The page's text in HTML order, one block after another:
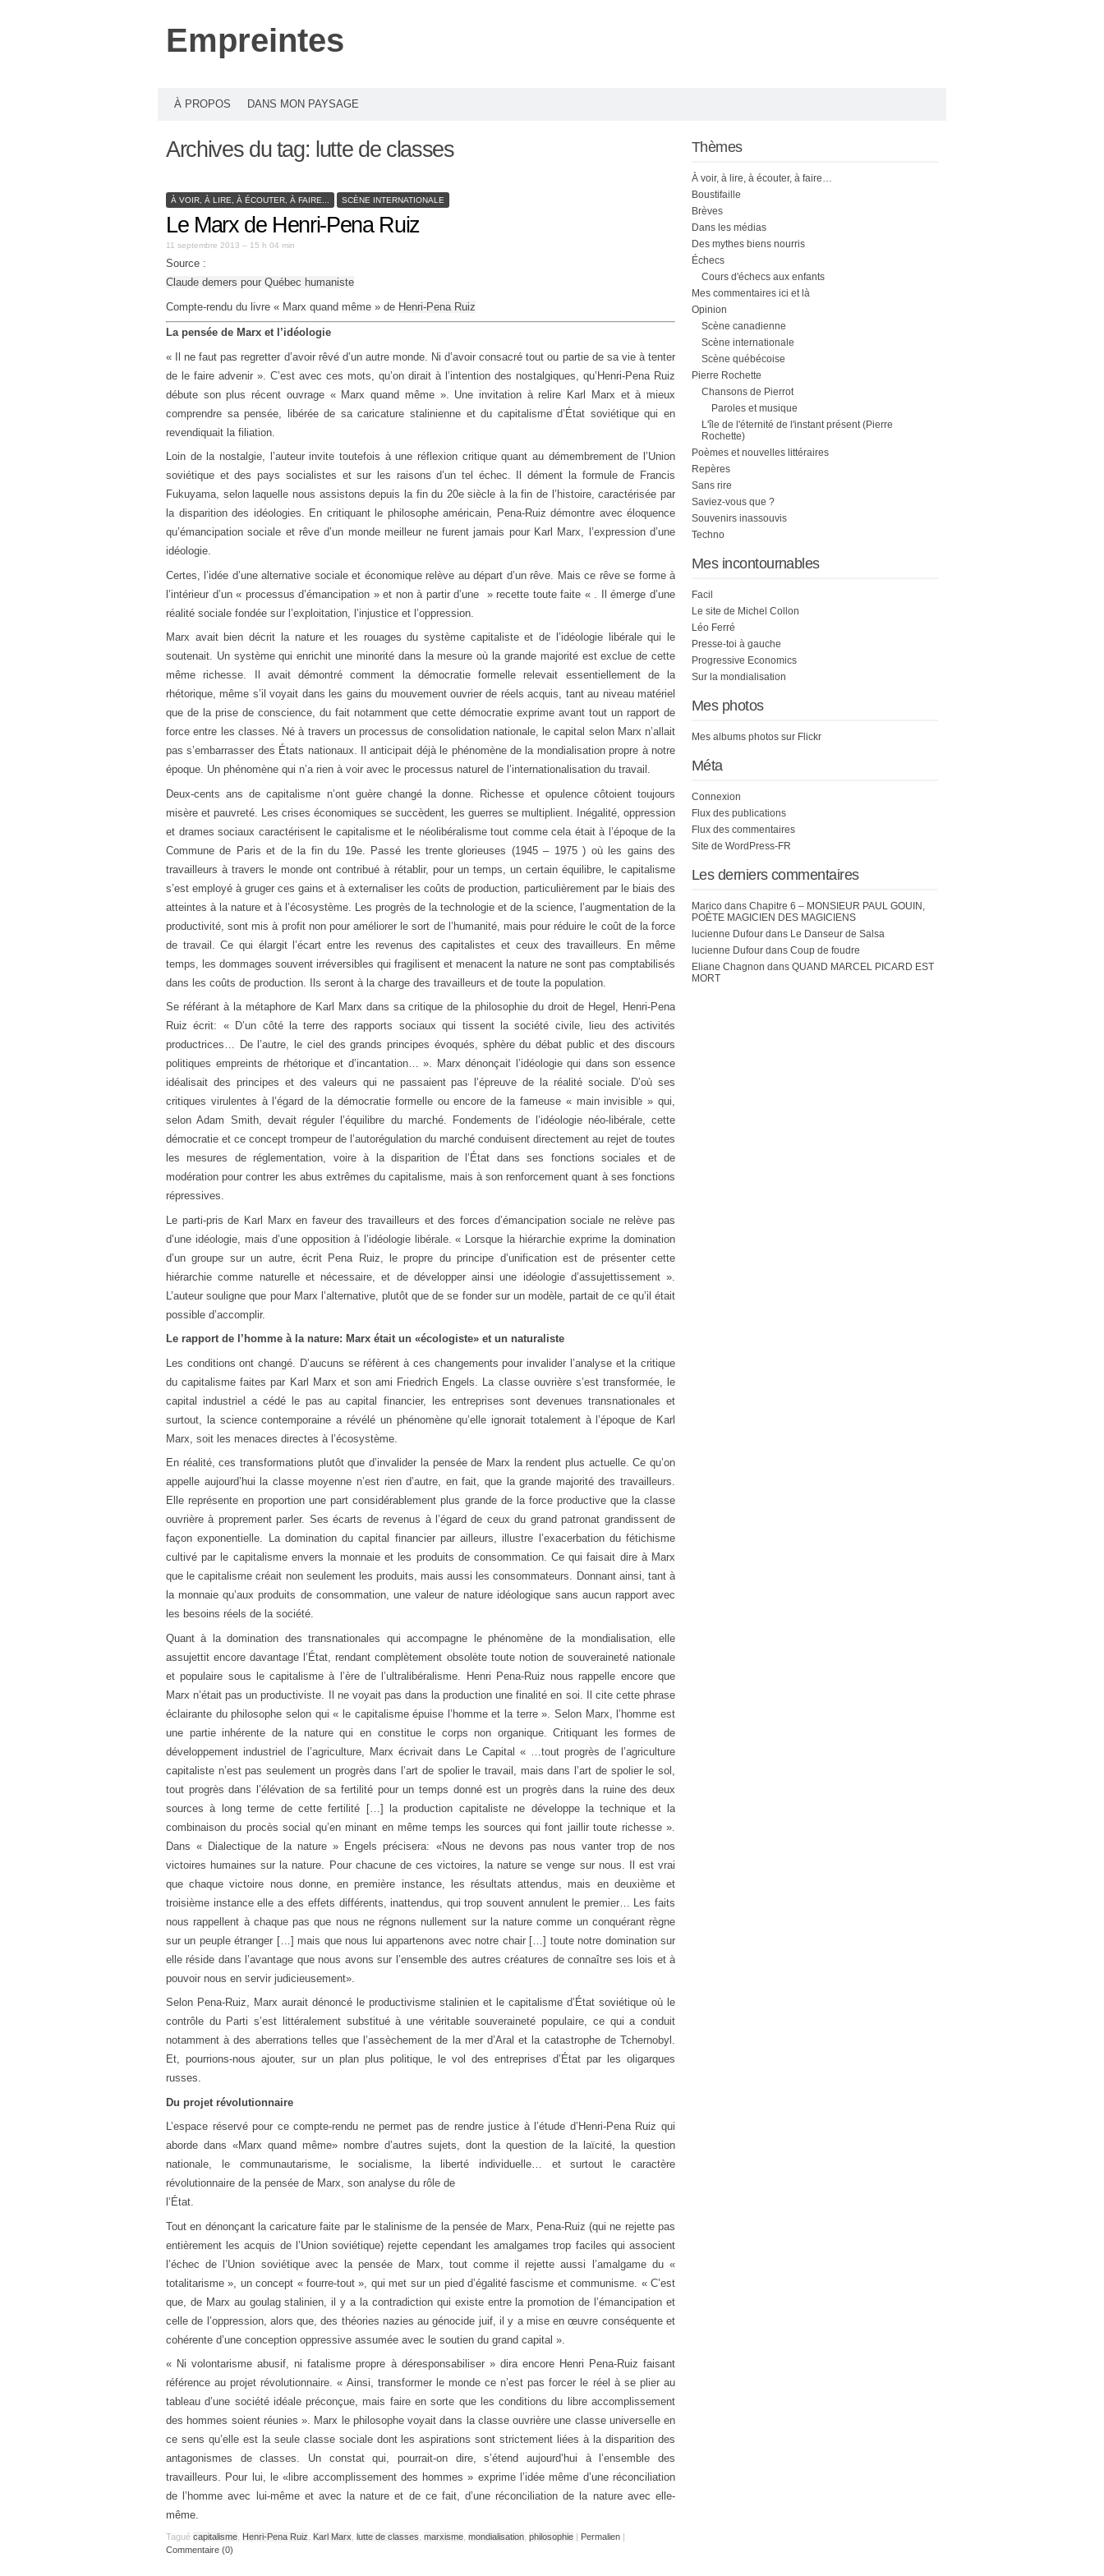
Empreintes
À PROPOS DANS MON PAYSAGE
Archives du tag: lutte de classes
À VOIR, À LIRE, À ÉCOUTER, À FAIRE... SCÈNE INTERNATIONALE
Le Marx de Henri-Pena Ruiz
11 septembre 2013 – 15 h 04 min
Source :
Claude demers pour Québec humaniste
Compte-rendu du livre « Marx quand même » de Henri-Pena Ruiz
La pensée de Marx et l’idéologie
« Il ne faut pas regretter d’avoir rêvé d’un autre monde. Ni d’avoir consacré tout ou partie de sa vie à tenter
de le faire advenir ». C’est avec ces mots, qu’on dirait à l’intention des nostalgiques, qu’Henri-Pena Ruiz
débute son plus récent ouvrage « Marx quand même ». Une invitation à relire Karl Marx et à mieux
comprendre sa pensée, libérée de sa caricature stalinienne et du capitalisme d’État soviétique qui en
revendiquait la filiation.
Loin de la nostalgie, l’auteur invite toutefois à une réflexion critique quant au démembrement de l’Union
soviétique et des pays socialistes et sur les raisons d’un tel échec. Il dément la formule de Francis
Fukuyama, selon laquelle nous assistons depuis la fin du 20e siècle à la fin de l’histoire, caractérisée par
la disparition des idéologies. En critiquant le philosophe américain, Pena-Ruiz démontre avec éloquence
qu’émancipation sociale et rêve d’un monde meilleur ne furent jamais pour Karl Marx, l’expression d’une
idéologie.
Certes, l’idée d’une alternative sociale et économique relève au départ d’un rêve. Mais ce rêve se forme à
l’intérieur d’un « processus d’émancipation » et non à partir d’une » recette toute faite « . Il émerge d’une
réalité sociale fondée sur l’exploitation, l’injustice et l’oppression.
Marx avait bien décrit la nature et les rouages du système capitaliste et de l’idéologie libérale qui le
soutenait. Un système qui enrichit une minorité dans la mesure où la grande majorité est exclue de cette
même richesse. Il avait démontré comment la démocratie formelle relevait essentiellement de la
rhétorique, même s’il voyait dans les gains du mouvement ouvrier de réels acquis, tant au niveau matériel
que de la prise de conscience, du fait notamment que cette démocratie exprime avant tout un rapport de
force entre les classes. Né à travers un processus de consolidation nationale, le capital selon Marx n’allait
pas s’embarrasser des États nationaux. Il anticipait déjà le phénomène de la mondialisation propre à notre
époque. Un phénomène qui n’a rien à voir avec le processus naturel de l’internationalisation du travail.
Deux-cents ans de capitalisme n’ont guère changé la donne. Richesse et opulence côtoient toujours
misère et pauvreté. Les crises économiques se succèdent, les guerres se multiplient. Inégalité, oppression
et drames sociaux caractérisent le capitalisme et le néolibéralisme tout comme cela était à l’époque de la
Commune de Paris et de la fin du 19e. Passé les trente glorieuses (1945 – 1975 ) où les gains des
travailleurs à travers le monde ont contribué à rétablir, pour un temps, un certain équilibre, le capitalisme
s’est employé à gruger ces gains et à externaliser les coûts de production, particulièrement par le biais des
atteintes à la nature et à l’écosystème. Les progrès de la technologie et de la science, l’augmentation de la
productivité, sont mis à profit non pour améliorer le sort de l’humanité, mais pour réduire le coût de la force
de travail. Ce qui élargit l’écart entre les revenus des capitalistes et ceux des travailleurs. En même
temps, les dommages souvent irréversibles qui fragilisent et menacent la nature ne sont pas comptabilisés
dans les coûts de production. Ils seront à la charge des travailleurs et de toute la population.
Se référant à la métaphore de Karl Marx dans sa critique de la philosophie du droit de Hegel, Henri-Pena
Ruiz écrit: « D’un côté la terre des rapports sociaux qui tissent la société civile, lieu des activités
productrices… De l’autre, le ciel des grands principes évoqués, sphère du débat public et des discours
politiques empreints de rhétorique et d’incantation… ». Marx dénonçait l’idéologie qui dans son essence
idéalisait des principes et des valeurs qui ne passaient pas l’épreuve de la réalité sociale. D’où ses
critiques virulentes à l’égard de la démocratie formelle ou encore de la fameuse « main invisible » qui,
selon Adam Smith, devait réguler l’équilibre du marché. Fondements de l’idéologie néo-libérale, cette
démocratie et ce concept trompeur de l’autorégulation du marché conduisent directement au rejet de toutes
les mesures de réglementation, voire à la disparition de l’État dans ses fonctions sociales et de
modération pour contrer les abus extrêmes du capitalisme, mais à son renforcement quant à ses fonctions
répressives.
Le parti-pris de Karl Marx en faveur des travailleurs et des forces d’émancipation sociale ne relève pas
d’une idéologie, mais d’une opposition à l’idéologie libérale. « Lorsque la hiérarchie exprime la domination
d’un groupe sur un autre, écrit Pena Ruiz, le propre du principe d’unification est de présenter cette
hiérarchie comme naturelle et nécessaire, et de développer ainsi une idéologie d’assujettissement ».
L’auteur souligne que pour Marx l’alternative, plutôt que de se fonder sur un modèle, partait de ce qu’il était
possible d’accomplir.
Le rapport de l’homme à la nature: Marx était un «écologiste» et un naturaliste
Les conditions ont changé. D’aucuns se réfèrent à ces changements pour invalider l’analyse et la critique
du capitalisme faites par Karl Marx et son ami Friedrich Engels. La classe ouvrière s’est transformée, le
capital industriel a cédé le pas au capital financier, les entreprises sont devenues transnationales et
surtout, la science contemporaine a révélé un phénomène qu’elle ignorait totalement à l’époque de Karl
Marx, soit les menaces directes à l’écosystème.
En réalité, ces transformations plutôt que d’invalider la pensée de Marx la rendent plus actuelle. Ce qu’on
appelle aujourd’hui la classe moyenne n’est rien d’autre, en fait, que la grande majorité des travailleurs.
Elle représente en proportion une part considérablement plus grande de la force productive que la classe
ouvrière à proprement parler. Ses écarts de revenus à l’égard de ceux du grand patronat grandissent de
façon exponentielle. La domination du capital financier par ailleurs, illustre l’exacerbation du fétichisme
cultivé par le capitalisme envers la monnaie et les produits de consommation. Ce qui faisait dire à Marx
que le capitalisme créait non seulement les produits, mais aussi les consommateurs. Donnant ainsi, tant à
la monnaie qu’aux produits de consommation, une valeur de nature idéologique sans aucun rapport avec
les besoins réels de la société.
Quant à la domination des transnationales qui accompagne le phénomène de la mondialisation, elle
assujettit encore davantage l’État, rendant complètement obsolète toute notion de souveraineté nationale
et populaire sous le capitalisme à l’ère de l’ultralibéralisme. Henri Pena-Ruiz nous rappelle encore que
Marx n’était pas un productiviste. Il ne voyait pas dans la production une finalité en soi. Il cite cette phrase
éclairante du philosophe selon qui « le capitalisme épuise l’homme et la terre ». Selon Marx, l’homme est
une partie inhérente de la nature qui en constitue le corps non organique. Critiquant les formes de
développement industriel de l’agriculture, Marx écrivait dans Le Capital « …tout progrès de l’agriculture
capitaliste n’est pas seulement un progrès dans l’art de spolier le travail, mais dans l’art de spolier le sol,
tout progrès dans l’élévation de sa fertilité pour un temps donné est un progrès dans la ruine des deux
sources à long terme de cette fertilité […] la production capitaliste ne développe la technique et la
combinaison du procès social qu’en minant en même temps les sources qui font jaillir toute richesse ».
Dans « Dialectique de la nature » Engels précisera: «Nous ne devons pas nous vanter trop de nos
victoires humaines sur la nature. Pour chacune de ces victoires, la nature se venge sur nous. Il est vrai
que chaque victoire nous donne, en première instance, les résultats attendus, mais en deuxième et
troisième instance elle a des effets différents, inattendus, qui trop souvent annulent le premier… Les faits
nous rappellent à chaque pas que nous ne régnons nullement sur la nature comme un conquérant règne
sur un peuple étranger […] mais que nous lui appartenons avec notre chair […] toute notre domination sur
elle réside dans l’avantage que nous avons sur l’ensemble des autres créatures de connaître ses lois et à
pouvoir nous en servir judicieusement».
Selon Pena-Ruiz, Marx aurait dénoncé le productivisme stalinien et le capitalisme d’État soviétique où le
contrôle du Parti s’est littéralement substitué à une véritable souveraineté populaire, ce qui a conduit
notamment à des aberrations telles que l’assèchement de la mer d’Aral et la catastrophe de Tchernobyl.
Et, pourrions-nous ajouter, sur un plan plus politique, le vol des entreprises d’État par les oligarques
russes.
Du projet révolutionnaire
L’espace réservé pour ce compte-rendu ne permet pas de rendre justice à l’étude d’Henri-Pena Ruiz qui
aborde dans «Marx quand même» nombre d’autres sujets, dont la question de la laïcité, la question
nationale, le communautarisme, le socialisme, la liberté individuelle… et surtout le caractère
révolutionnaire de la pensée de Marx, son analyse du rôle de
l’État.
Tout en dénonçant la caricature faite par le stalinisme de la pensée de Marx, Pena-Ruiz (qui ne rejette pas
entièrement les acquis de l’Union soviétique) rejette cependant les amalgames trop faciles qui associent
l’échec de l’Union soviétique avec la pensée de Marx, tout comme il rejette aussi l’amalgame du «
totalitarisme », un concept « fourre-tout », qui met sur un pied d’égalité fascisme et communisme. « C’est
que, de Marx au goulag stalinien, il y a la contradiction qui existe entre la promotion de l’émancipation et
celle de l’oppression, alors que, des théories nazies au génocide juif, il y a mise en œuvre conséquente et
cohérente d’une conception oppressive assumée avec le soutien du grand capital ».
« Ni volontarisme abusif, ni fatalisme propre à déresponsabiliser » dira encore Henri Pena-Ruiz faisant
référence au projet révolutionnaire. « Ainsi, transformer le monde ce n’est pas forcer le réel à se plier au
tableau d’une société idéale préconçue, mais faire en sorte que les conditions du libre accomplissement
des hommes soient réunies ». Marx le philosophe voyait dans la classe ouvrière une classe universelle en
ce sens qu’elle est la seule classe sociale dont les aspirations sont strictement liées à la disparition des
antagonismes de classes. Un constat qui, pourrait-on dire, s’étend aujourd’hui à l’ensemble des
travailleurs. Pour lui, le «libre accomplissement des hommes » exprime l’idée même d’une réconciliation
de l’homme avec lui-même et avec la nature et de ce fait, d’une réconciliation de la nature avec elle-
même.
Tagué capitalisme Henri-Pena Ruiz Karl Marx lutte de classes marxisme mondialisation philosophie | Permalien |
Commentaire (0)
Thèmes
À voir, à lire, à écouter, à faire…
Boustifaille
Brèves
Dans les médias
Des mythes biens nourris
Échecs
Cours d'échecs aux enfants
Mes commentaires ici et là
Opinion
Scène canadienne
Scène internationale
Scène québécoise
Pierre Rochette
Chansons de Pierrot
Paroles et musique
L'île de l'éternité de l'instant présent (Pierre
Rochette)
Poèmes et nouvelles littéraires
Repères
Sans rire
Saviez-vous que ?
Souvenirs inassouvis
Techno
Mes incontournables
Facil
Le site de Michel Collon
Léo Ferré
Presse-toi à gauche
Progressive Economics
Sur la mondialisation
Mes photos
Mes albums photos sur Flickr
Méta
Connexion
Flux des publications
Flux des commentaires
Site de WordPress-FR
Les derniers commentaires
Marico dans Chapitre 6 – MONSIEUR PAUL GOUIN,
POÈTE MAGICIEN DES MAGICIENS
lucienne Dufour dans Le Danseur de Salsa
lucienne Dufour dans Coup de foudre
Eliane Chagnon dans QUAND MARCEL PICARD EST
MORT